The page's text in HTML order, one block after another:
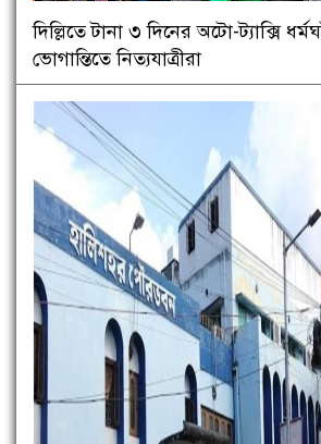
দিল্লিতে টানা ৩ দিনের অটো-ট্যাক্সি
ভোগান্তিতে নিত্যযাত্রীরা